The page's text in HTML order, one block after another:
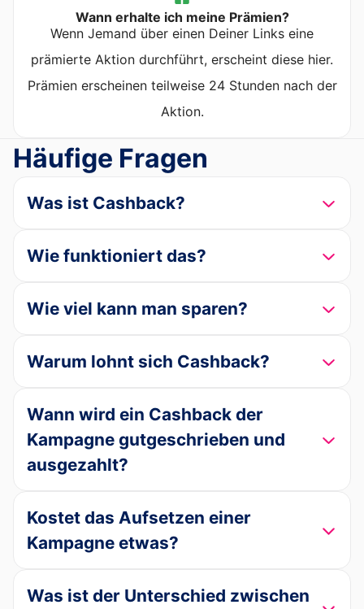
Wann erhalte ich meine Prämien?
Wenn Jemand über einen Deiner Links eine
prämierte Aktion durchführt, erscheint diese hier.
Prämien erscheinen teilweise 24 Stunden nach der
Aktion.
Häufige Fragen
Was ist Cashback?
Wie funktioniert das?
Wie viel kann man sparen?
Warum lohnt sich Cashback?
Wann wird ein Cashback der
Kampagne gutgeschrieben und
ausgezahlt?
Kostet das Aufsetzen einer
Kampagne etwas?
Was ist der Unterschied zwischen